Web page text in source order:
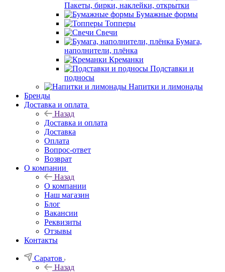
Пакеты, бирки, наклейки, открытки
Бумажные формы
Топперы
Свечи
Бумага,
наполнители, плёнка
Креманки
Подставки и
подносы
Напитки и лимонады
Бренды
Доставка и оплата
Назад
Доставка и оплата
Доставка
Оплата
Вопрос-ответ
Возврат
О компании
Назад
О компании
Наш магазин
Блог
Вакансии
Реквизиты
Отзывы
Контакты
Саратов
Назад